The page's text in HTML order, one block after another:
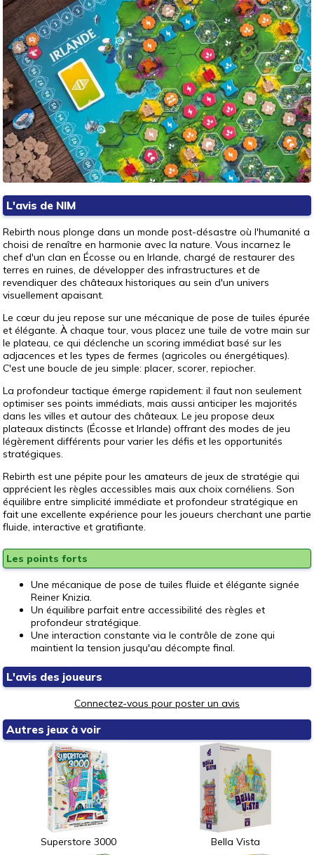
L'avis de NIM
Rebirth nous plonge dans un monde post-désastre où l'humanité a
choisi de renaître en harmonie avec la nature. Vous incarnez le
chef d'un clan en Écosse ou en Irlande, chargé de restaurer des
terres en ruines, de développer des infrastructures et de
revendiquer des châteaux historiques au sein d'un univers
visuellement apaisant.
Le cœur du jeu repose sur une mécanique de pose de tuiles épurée
et élégante. À chaque tour, vous placez une tuile de votre main sur
le plateau, ce qui déclenche un scoring immédiat basé sur les
adjacences et les types de fermes (agricoles ou énergétiques).
C'est une boucle de jeu simple: placer, scorer, repiocher.
La profondeur tactique émerge rapidement: il faut non seulement
optimiser ses points immédiats, mais aussi anticiper les majorités
dans les villes et autour des châteaux. Le jeu propose deux
plateaux distincts (Écosse et Irlande) offrant des modes de jeu
légèrement différents pour varier les défis et les opportunités
stratégiques.
Rebirth est une pépite pour les amateurs de jeux de stratégie qui
apprécient les règles accessibles mais aux choix cornéliens. Son
équilibre entre simplicité immédiate et profondeur stratégique en
fait une excellente expérience pour les joueurs cherchant une partie
fluide, interactive et gratifiante.
Les points forts
Une mécanique de pose de tuiles fluide et élégante signée
Reiner Knizia.
Un équilibre parfait entre accessibilité des règles et
profondeur stratégique.
Une interaction constante via le contrôle de zone qui
maintient la tension jusqu'au décompte final.
L'avis des joueurs
Connectez-vous pour poster un avis
Autres jeux à voir
Superstore 3000 Bella Vista